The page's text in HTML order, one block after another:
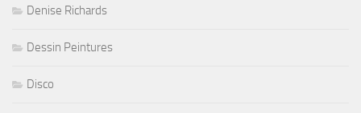
Denise Richards
Dessin Peintures
Disco